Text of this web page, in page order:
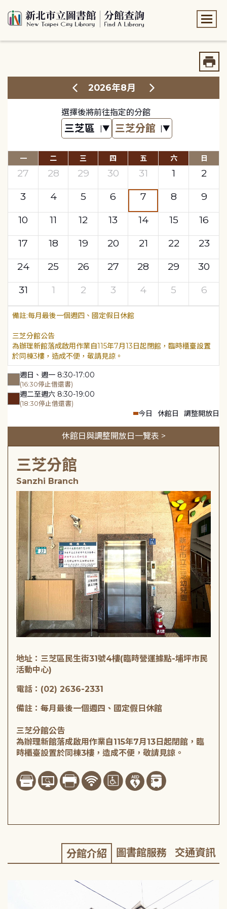
2026年8月
選擇後將前往指定的分館
一 二 三 四 五 六 日
27 28 29 30 31 1
2
3
4 5 6 7 8
9
10
11 12 13 14 15
16
17
18 19 20 21 22
23
24
25 26 27 28 29
30
31
1 2 3 4 5 6
每月最後一個週四、國定假日休館
三芝分館公告
為辦理新館落成啟用作業自115年7月13日起閉館，臨時櫃臺設置
於同棟3樓，造成不便，敬請見諒。
週日、週一 8:30-17:00
(16:30停止借還書)
週二至週六 8:30-19:00
(18:30停止借還書)
今日 休館日 調整開放日
休館日與調整開放日一覽表 >
三芝分館
Sanzhi Branch
地址：三芝區民生街31號4樓(臨時營運據點-埔坪市民
活動中心)
電話：(02) 2636-2331
備註：每月最後一個週四、國定假日休館
三芝分館公告
為辦理新館落成啟用作業自115年7月13日起閉館，臨
時櫃臺設置於同棟3樓，造成不便，敬請見諒。
分館介紹 圖書館服務 交通資訊